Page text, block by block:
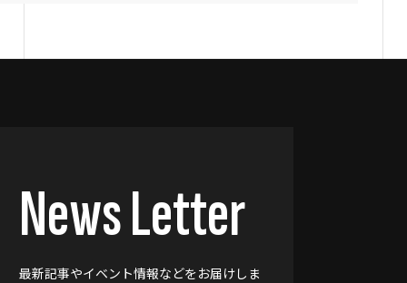
News Letter
最新記事やイベント情報などをお届けしま